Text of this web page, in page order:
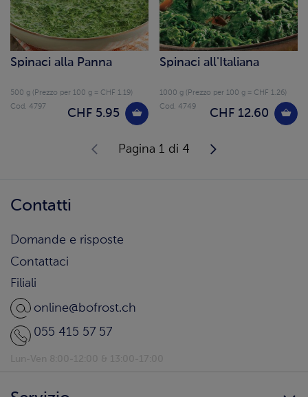
Spinaci alla Panna
500 g (Prezzo per 100 g = CHF 1.19)
CHF 5.95
Cod. 4797
Spinaci all'Italiana
1000 g (Prezzo per 100 g = CHF 1.26)
CHF 12.60
Cod. 4749
Pagina 1 di 4
Contatti
Domande e risposte
Contattaci
Filiali
online@bofrost.ch
055 415 57 57